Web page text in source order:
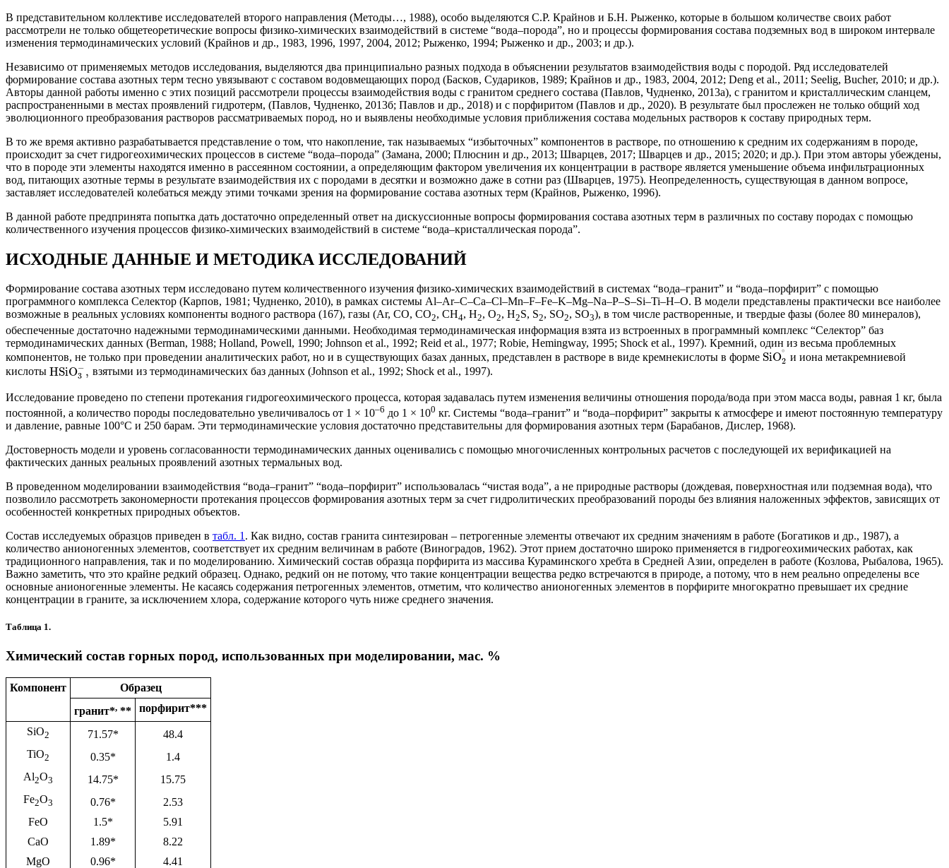
В представительном коллективе исследователей второго направления (Методы…, 1988), особо выделяются С.Р. Крайнов и Б.Н. Рыженко, которые в большом количестве своих работ
рассмотрели не только общетеоретические вопросы физико-химических взаимодействий в системе “вода–порода”, но и процессы формирования состава подземных вод в широком интервале
изменения термодинамических условий (Крайнов и др., 1983, 1996, 1997, 2004, 2012; Рыженко, 1994; Рыженко и др., 2003; и др.).
Независимо от применяемых методов исследования, выделяются два принципиально разных подхода в объяснении результатов взаимодействия воды с породой. Ряд исследователей
формирование состава азотных терм тесно увязывают с составом водовмещающих пород (Басков, Судариков, 1989; Крайнов и др., 1983, 2004, 2012; Deng et al., 2011; Seelig, Bucher, 2010; и др.).
Авторы данной работы именно с этих позиций рассмотрели процессы взаимодействия воды с гранитом среднего состава (Павлов, Чудненко, 2013а), с гранитом и кристаллическим сланцем,
распространенными в местах проявлений гидротерм, (Павлов, Чудненко, 2013б; Павлов и др., 2018) и с порфиритом (Павлов и др., 2020). В результате был прослежен не только общий ход
эволюционного преобразования растворов рассматриваемых пород, но и выявлены необходимые условия приближения состава модельных растворов к составу природных терм.
В то же время активно разрабатывается представление о том, что накопление, так называемых “избыточных” компонентов в растворе, по отношению к средним их содержаниям в породе,
происходит за счет гидрогеохимических процессов в системе “вода–порода” (Замана, 2000; Плюснин и др., 2013; Шварцев, 2017; Шварцев и др., 2015; 2020; и др.). При этом авторы убеждены,
что в породе эти элементы находятся именно в рассеянном состоянии, а определяющим фактором увеличения их концентрации в растворе является уменьшение объема инфильтрационных
вод, питающих азотные термы в результате взаимодействия их с породами в десятки и возможно даже в сотни раз (Шварцев, 1975). Неопределенность, существующая в данном вопросе,
заставляет исследователей колебаться между этими точками зрения на формирование состава азотных терм (Крайнов, Рыженко, 1996).
В данной работе предпринята попытка дать достаточно определенный ответ на дискуссионные вопросы формирования состава азотных терм в различных по составу породах с помощью
количественного изучения процессов физико-химических взаимодействий в системе “вода–кристаллическая порода”.
ИСХОДНЫЕ ДАННЫЕ И МЕТОДИКА ИССЛЕДОВАНИЙ
Формирование состава азотных терм исследовано путем количественного изучения физико-химических взаимодействий в системах “вода–гранит” и “вода–порфирит” с помощью
программного комплекса Cелектор (Карпов, 1981; Чудненко, 2010), в рамках системы Al–Ar–C–Ca–Cl–Mn–F–Fe–K–Mg–Na–P–S–Si–Ti–H–O. В модели представлены практически все наиболее
возможные в реальных условиях компоненты водного раствора (167), газы (Аr, СО, СО2, СH4, Н2, О2, H2S, S2, SO2, SO3), в том числе растворенные, и твердые фазы (более 80 минералов),
обеспеченные достаточно надежными термодинамическими данными. Необходимая термодинамическая информация взята из встроенных в программный комплекс “Селектор” баз
термодинамических данных (Berman, 1988; Holland, Powell, 1990; Johnson et al., 1992; Reid et al., 1977; Robie, Hemingway, 1995; Shock et al., 1997). Кремний, один из весьма проблемных
компонентов, не только при проведении аналитических работ, но и в существующих базах данных, представлен в растворе в виде кремнекислоты в форме SiO∘
2 и иона метакремниевой
кислоты HSiO−
3 , взятыми из термодинамических баз данных (Johnson et al., 1992; Shock et al., 1997).
Исследование проведено по степени протекания гидрогеохимического процесса, которая задавалась путем изменения величины отношения порода/вода при этом масса воды, равная 1 кг, была
постоянной, а количество породы последовательно увеличивалось от 1 × 10–6 до 1 × 100 кг. Системы “вода–гранит” и “вода–порфирит” закрыты к атмосфере и имеют постоянную температуру
и давление, равные 100°С и 250 барам. Эти термодинамические условия достаточно представительны для формирования азотных терм (Барабанов, Дислер, 1968).
Достоверность модели и уровень согласованности термодинамических данных оценивались с помощью многочисленных контрольных расчетов с последующей их верификацией на
фактических данных реальных проявлений азотных термальных вод.
В проведенном моделировании взаимодействия “вода–гранит” “вода–порфирит” использовалась “чистая вода”, а не природные растворы (дождевая, поверхностная или подземная вода), что
позволило рассмотреть закономерности протекания процессов формирования азотных терм за счет гидролитических преобразований породы без влияния наложенных эффектов, зависящих от
особенностей конкретных природных объектов.
Состав исследуемых образцов приведен в табл. 1 . Как видно, состав гранита синтезирован – петрогенные элементы отвечают их средним значениям в работе (Богатиков и др., 1987), а
количество анионогенных элементов, соответствует их средним величинам в работе (Виноградов, 1962). Этот прием достаточно широко применяется в гидрогеохимических работах, как
традиционного направления, так и по моделированию. Химический состав образца порфирита из массива Кураминского хребта в Средней Азии, определен в работе (Козлова, Рыбалова, 1965).
Важно заметить, что это крайне редкий образец. Однако, редкий он не потому, что такие концентрации вещества редко встречаются в природе, а потому, что в нем реально определены все
основные анионогенные элементы. Не касаясь содержания петрогенных элементов, отметим, что количество анионогенных элементов в порфирите многократно превышает их средние
концентрации в граните, за исключением хлора, содержание которого чуть ниже среднего значения.
Таблица 1.
Химический состав горных пород, использованных при моделировании, мас. %
Компонент
Образец
гранит*, **
порфирит***
SiO2 71.57*
48.4
TiO2 0.35*
1.4
Al2O3 14.75*
15.75
Fe2O3 0.76*
2.53
FeO
1.5*
5.91
CaO
1.89*
8.22
MgO
0.96*
4.41